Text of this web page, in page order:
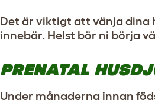
Det är viktigt att vänja dina
innebär. Helst bör ni börja
PRENATAL
Under månaderna innan